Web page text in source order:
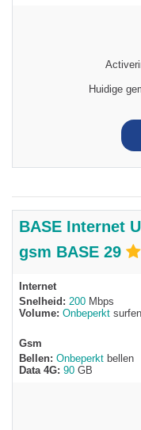
Huidige
BASE Internet
gsm BASE 29
Internet
Snelheid: 200 Mbps
Volume: Onbeperkt surfen
Gsm
Bellen: Onbeperkt bellen
Data 4G: 90 GB